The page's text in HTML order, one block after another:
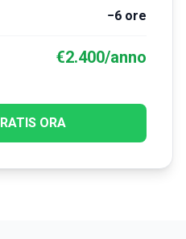
−6 ore
€2.400/anno
ORA